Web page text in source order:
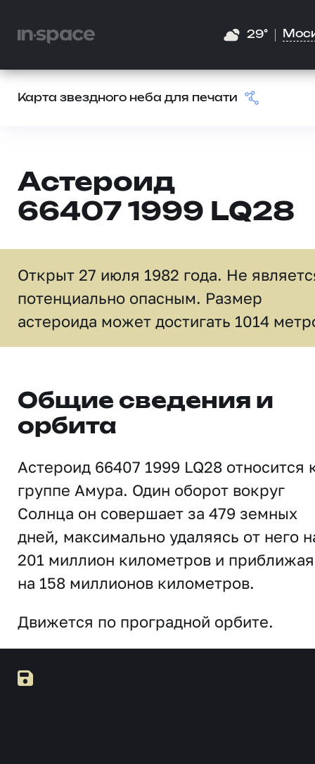
29°
Карта звездного неба для печати
Астероид
66407 1999 LQ28
Открыт 27 июля 1982 года. Не
потенциально опасным. Размер
астероида может достигать 1014
Общие сведения и
орбита
Астероид 66407 1999 LQ28 относится
группе Амура. Один оборот вокруг
Солнца он совершает за 479 земных
дней, максимально удаляясь от него
201 миллион километров и
на 158 миллионов километров.
Движется по проградной орбите.